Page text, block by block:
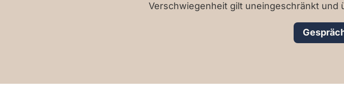
Verschwiegenheit gilt uneingeschränkt und